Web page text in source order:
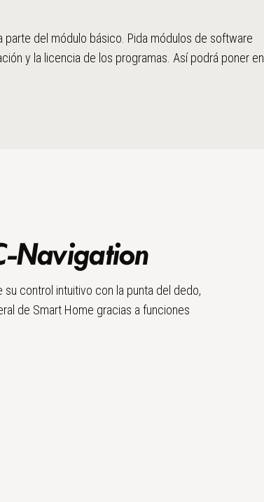
del módulo básico. Pida módulos de software
y la licencia de los programas. Así podrá poner en
Navigation
control intuitivo con la punta del dedo,
de Smart Home gracias a funciones